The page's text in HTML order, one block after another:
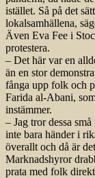
istället. Så på det
lokalsamhällena,
Även Eva Fee i
protestera.
– Det här var en
än en stor
fånga upp folk och
Farida al-Abani,
instämmer.
– Jag tror dessa
inte bara händer i
överallt och då är
Marknadshyror
prata med folk